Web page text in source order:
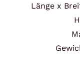
Länge x